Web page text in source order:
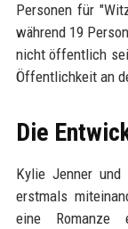
Personen für
während 19
nicht öffentlich
Öffentlichkeit an
Die
Kylie Jenner und
erstmals
eine Romanze